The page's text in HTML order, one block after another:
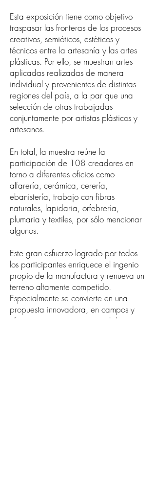
Esta exposición tiene como objetivo
traspasar las fronteras de los procesos
creativos, semióticos, estéticos y
técnicos entre la artesanía y las artes
plásticas. Por ello, se muestran artes
aplicadas realizadas de manera
individual y provenientes de distintas
regiones del país, a la par que una
selección de otras trabajadas
conjuntamente por artistas plásticos y
artesanos.
En total, la muestra reúne la
participación de 108 creadores en
torno a diferentes oficios como
alfarería, cerámica, cerería,
ebanistería, trabajo con fibras
naturales, lapidaria, orfebrería,
plumaria y textiles, por sólo mencionar
algunos.
Este gran esfuerzo logrado por todos
los participantes enriquece el ingenio
propio de la manufactura y renueva un
terreno altamente competido.
Especialmente se convierte en una
propuesta innovadora, en campos y
oficios que era necesario visibilizar